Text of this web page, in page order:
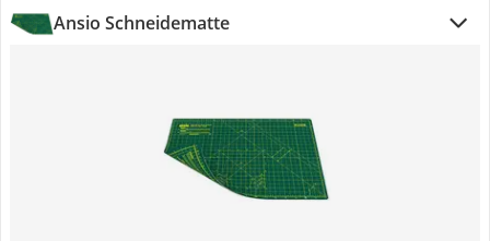
Ansio Schneidematte